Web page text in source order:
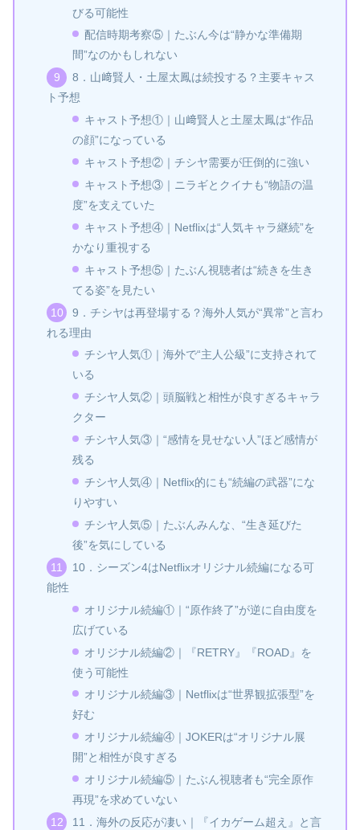
びる可能性
配信時期考察⑤｜たぶん今は“静かな準備期
間”なのかもしれない
8．山﨑賢人・土屋太鳳は続投する？主要キャス
ト予想
キャスト予想①｜山﨑賢人と土屋太鳳は“作品
の顔”になっている
キャスト予想②｜チシヤ需要が圧倒的に強い
キャスト予想③｜ニラギとクイナも“物語の温
度”を支えていた
キャスト予想④｜Netflixは“人気キャラ継続”を
かなり重視する
キャスト予想⑤｜たぶん視聴者は“続きを生き
てる姿”を見たい
9．チシヤは再登場する？海外人気が“異常”と言わ
れる理由
チシヤ人気①｜海外で“主人公級”に支持されて
いる
チシヤ人気②｜頭脳戦と相性が良すぎるキャラ
クター
チシヤ人気③｜“感情を見せない人”ほど感情が
残る
チシヤ人気④｜Netflix的にも“続編の武器”にな
りやすい
チシヤ人気⑤｜たぶんみんな、“生き延びた
後”を気にしている
10．シーズン4はNetflixオリジナル続編になる可
能性
オリジナル続編①｜“原作終了”が逆に自由度を
広げている
オリジナル続編②｜『RETRY』『ROAD』を
使う可能性
オリジナル続編③｜Netflixは“世界観拡張型”を
好む
オリジナル続編④｜JOKERは“オリジナル展
開”と相性が良すぎる
オリジナル続編⑤｜たぶん視聴者も“完全原作
再現”を求めていない
11．海外の反応が凄い｜『イカゲーム超え』と言